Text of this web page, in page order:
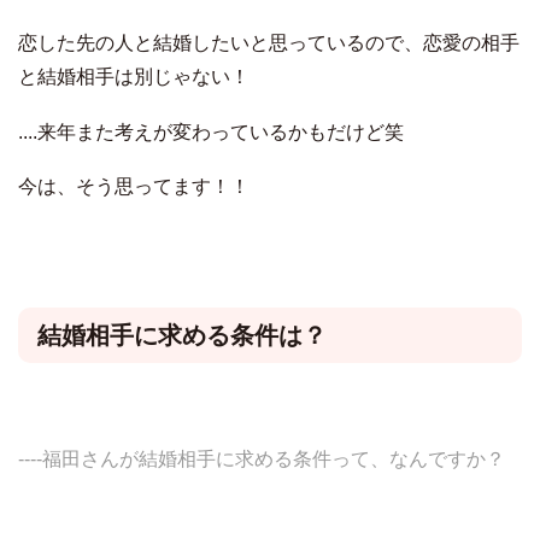
恋した先の人と結婚したいと思っているので、恋愛の相手
と結婚相手は別じゃない！
....来年また考えが変わっているかもだけど笑
今は、そう思ってます！！
結婚相手に求める条件は？
----福田さんが結婚相手に求める条件って、なんですか？